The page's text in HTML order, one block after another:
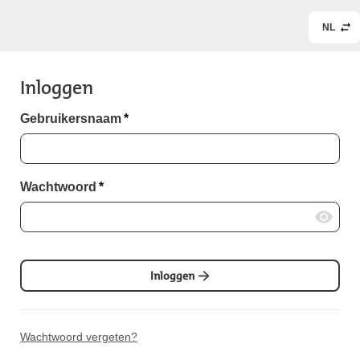
NL
Inloggen
Gebruikersnaam*
Wachtwoord *
Inloggen
Wachtwoord vergeten?